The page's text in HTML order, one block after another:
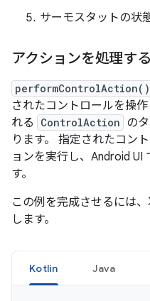
サーモスタットの状
アクションを処理する
performControlAction()
されたコントロールを操
れる
ControlAction の
ります。 指定されたコン
ョンを実行し、Android UI
す。
この例を完成させるには
します。
Kotlin Java